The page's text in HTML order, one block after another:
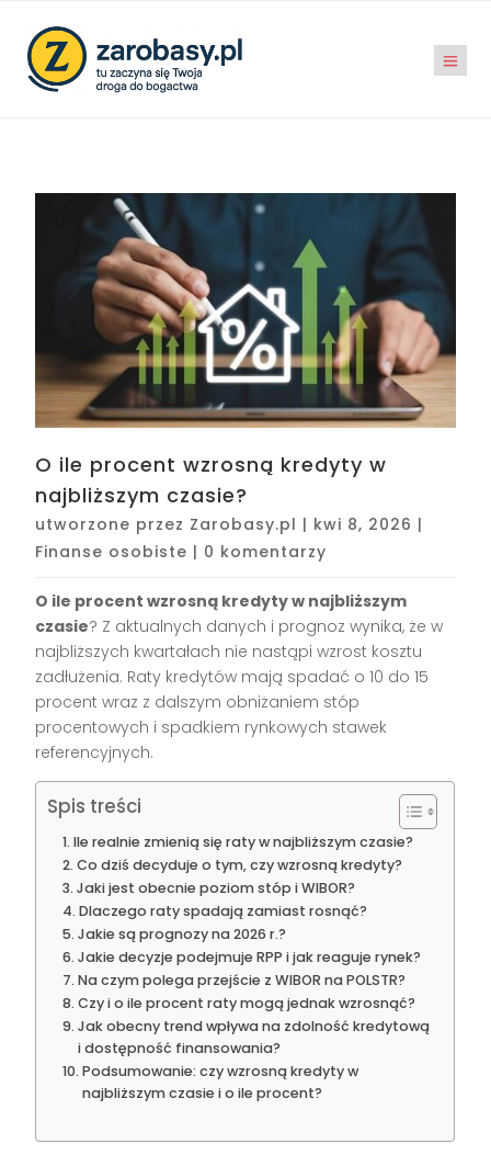
O ile procent wzrosną kredyty w
najbliższym czasie?
utworzone przez Zarobasy.pl | kwi 8, 2026 |
Finanse osobiste | 0 komentarzy
O ile procent wzrosną kredyty w najbliższym
czasie? Z aktualnych danych i prognoz wynika, że w
najbliższych kwartałach nie nastąpi wzrost kosztu
zadłużenia. Raty kredytów mają spadać o 10 do 15
procent wraz z dalszym obniżaniem stóp
procentowych i spadkiem rynkowych stawek
referencyjnych.
Spis treści
Ile realnie zmienią się raty w najbliższym czasie?
Co dziś decyduje o tym, czy wzrosną kredyty?
Jaki jest obecnie poziom stóp i WIBOR?
Dlaczego raty spadają zamiast rosnąć?
Jakie są prognozy na 2026 r.?
Jakie decyzje podejmuje RPP i jak reaguje rynek?
Na czym polega przejście z WIBOR na POLSTR?
Czy i o ile procent raty mogą jednak wzrosnąć?
Jak obecny trend wpływa na zdolność kredytową
i dostępność finansowania?
Podsumowanie: czy wzrosną kredyty w
najbliższym czasie i o ile procent?